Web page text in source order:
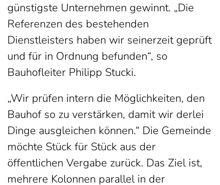
günstigste Unternehmen gewinnt. „Die
Referenzen des bestehenden
Dienstleisters haben wir seinerzeit geprüft
und für in Ordnung befunden“, so
Bauhofleiter Philipp Stucki.
„Wir prüfen intern die Möglichkeiten, den
Bauhof so zu verstärken, damit wir derlei
Dinge ausgleichen können.“ Die Gemeinde
möchte Stück für Stück aus der
öffentlichen Vergabe zurück. Das Ziel ist,
mehrere Kolonnen parallel in der